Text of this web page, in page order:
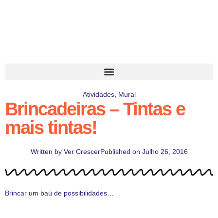
Atividades, Mural
Brincadeiras – Tintas e
mais tintas!
Written byVer CrescerPublished on Julho 26, 2016
Brincar um baú de possibilidades…